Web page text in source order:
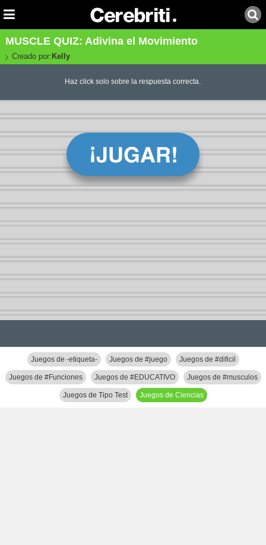
MUSCLE QUIZ: Adivina el Movimiento
Creado por: Kelly
Haz click solo sobre la respuesta correcta.
Juegos de -etiqueta- Juegos de #juego Juegos de #dificil
Juegos de #Funciones Juegos de #EDUCATIVO Juegos de #musculos
Juegos de Tipo Test Juegos de Ciencias